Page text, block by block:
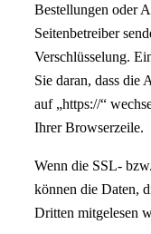
Bestellungen oder
Seitenbetreiber
Verschlüsselung.
Sie daran, dass die
auf „https://“
Ihrer Browserzeile.
Wenn die SSL-
können die Daten,
Dritten mitgelesen